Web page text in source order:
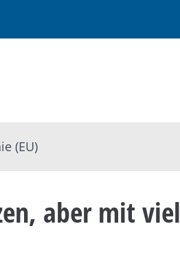
(EU)
aber mit viel